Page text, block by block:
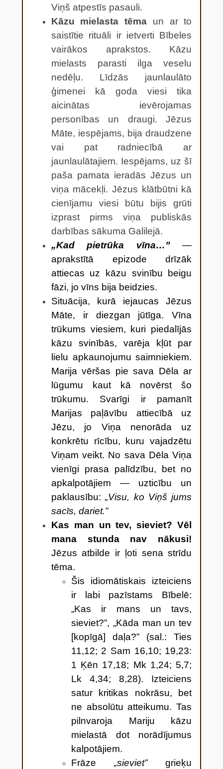
Viņš atpestīs pasauli.
Kāzu mielasta tēma un ar to
saistītie rituāli ir ietverti Bībeles
vairākos aprakstos. Kāzu
mielasts parasti ilga veselu
nedēļu. Līdzās jaunlaulāto
ģimenei kā goda viesi tika
aicinātas ievērojamas
personības un draugi. Jēzus
Māte, iespējams, bija draudzene
vai pat radniecībā ar
jaunlaulātajiem. Iespējams, uz šī
paša pamata ieradās Jēzus un
viņa mācekļi. Jēzus klātbūtni kā
cienījamu viesi būtu bijis grūti
izprast pirms viņa publiskās
darbības sākuma Galilejā.
„Kad pietrūka vīna…”—
aprakstītā epizode drīzāk
attiecas uz kāzu svinību beigu
fāzi, jo vīns bija beidzies.
Situācija, kurā iejaucas Jēzus
Māte, ir diezgan jūtīga. Vīna
trūkums viesiem, kuri piedalījās
kāzu svinībās, varēja kļūt par
lielu apkaunojumu saimniekiem.
Marija vēršas pie sava Dēla ar
lūgumu kaut kā novērst šo
trūkumu. Svarīgi ir pamanīt
Marijas paļāvību attiecībā uz
Jēzu, jo Viņa nenorāda uz
konkrētu rīcību, kuru vajadzētu
Viņam veikt. No sava Dēla Viņa
vienīgi prasa palīdzību, bet no
apkalpotājiem — uzticību un
paklausību:„Visu, ko Viņš jums
sacīs, dariet.”
Kas man un tev, sieviet? Vēl
mana stunda nav nākusi!
Jēzus atbilde ir ļoti sena strīdu
tēma.
Šis idiomātiskais izteiciens
ir labi pazīstams Bībelē:
„Kas ir mans un tavs,
sieviet?”, „Kāda man un tev
[kopīgā] daļa?” (sal.: Ties
11,12; 2 Sam 16,10; 19,23:
1 Ķēn 17,18; Mk 1,24; 5,7;
Lk 4,34; 8,28). Izteiciens
satur kritikas nokrāsu, bet
ne absolūtu atteikumu. Tas
pilnvaroja Mariju kāzu
mielastā dot norādījumus
kalpotājiem.
Frāze „sieviet”grieķu